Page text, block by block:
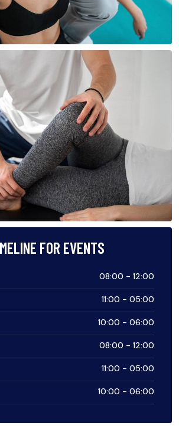
FOR EVENTS
08:00 - 12:00
11:00 - 05:00
10:00 - 06:00
08:00 - 12:00
11:00 - 05:00
10:00 - 06:00